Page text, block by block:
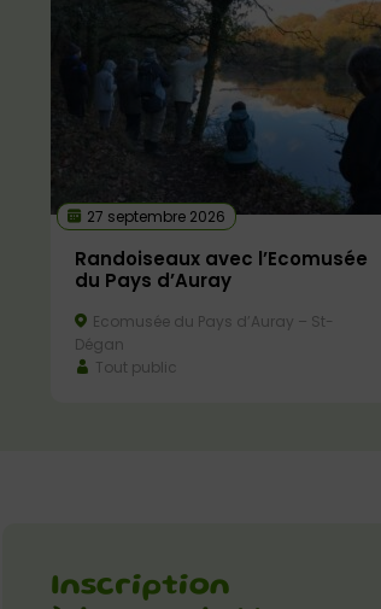
27 septembre 2026
Randoiseaux avec l’Ecomusée
du Pays d’Auray
Ecomusée du Pays d’Auray – St-
Dégan
Tout public
Inscription